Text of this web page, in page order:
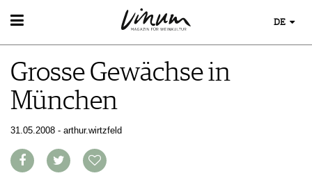
WEIN
WEINSUCHE
GUIDE WEINGÜTER
WINETRADECLUB
WEINE DES MONATS
TRINKREIFETABELLE
UNIQUE WINERIES
WEINWISSEN
WEINREGIONEN
WEINGESCHICHTE
WEINLAGERUNG
INFOGRAFIKEN
EVENTS
EVENTKALENDER
EVENT-BILDER
FOOD PAIRING TIPPS
FOOD PAIRING TABELLE
MAGAZIN
DE
Grosse Gewächse in
München
31.05.2008 - arthur.wirtzfeld